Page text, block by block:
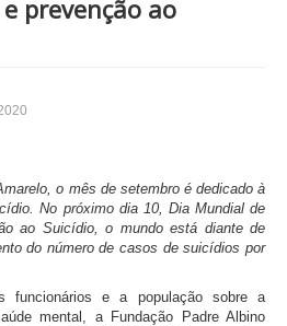
prevenção ao
o mês de setembro é dedicado à
No próximo dia 10, Dia Mundial de
ao Suicídio, o mundo está diante de
do número de casos de suicídios por
funcionários e a população sobre a
mental, a Fundação Padre Albino